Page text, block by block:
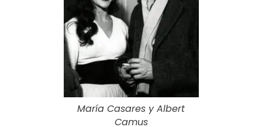
María Casares y Albert
Camus